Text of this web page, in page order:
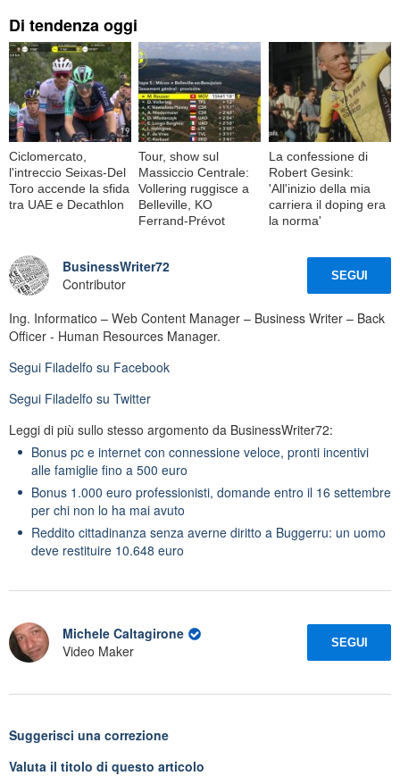
Di tendenza oggi
Ciclomercato,
l'intreccio Seixas-Del
Toro accende la sfida
tra UAE e Decathlon
Tour, show sul
Massiccio Centrale:
Vollering ruggisce a
Belleville, KO
Ferrand-Prévot
La confessione di
Robert Gesink:
'All'inizio della mia
carriera il doping era
la norma'
BusinessWriter72
Contributor
SEGUI
Ing. Informatico – Web Content Manager – Business Writer – Back
Officer - Human Resources Manager.
Segui Filadelfo su Facebook
Segui Filadelfo su Twitter
Leggi di più sullo stesso argomento da BusinessWriter72:
Bonus pc e internet con connessione veloce, pronti incentivi
alle famiglie fino a 500 euro
Bonus 1.000 euro professionisti, domande entro il 16 settembre
per chi non lo ha mai avuto
Reddito cittadinanza senza averne diritto a Buggerru: un uomo
deve restituire 10.648 euro
Michele Caltagirone
Video Maker
SEGUI
Suggerisci una correzione
Valuta il titolo di questo articolo